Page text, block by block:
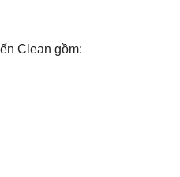
Clean gồm: